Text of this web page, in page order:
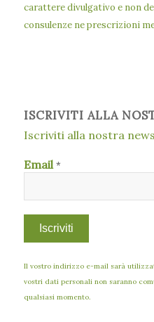
carattere divulgativo e non
consulenze ne prescrizioni
ISCRIVITI ALLA
Iscriviti alla nostra
Email *
Il vostro indirizzo e-mail sarà
vostri dati personali non saranno
qualsiasi momento.